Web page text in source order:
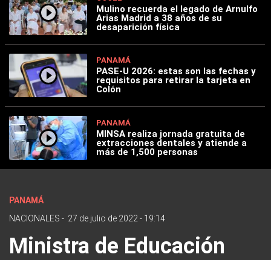
Mulino recuerda el legado de Arnulfo
Arias Madrid a 38 años de su
desaparición física
PANAMÁ
PASE-U 2026: estas son las fechas y
requisitos para retirar la tarjeta en
Colón
PANAMÁ
MINSA realiza jornada gratuita de
extracciones dentales y atiende a
más de 1,500 personas
PANAMÁ
NACIONALES - 27 de julio de 2022 - 19:14
Ministra de Educación